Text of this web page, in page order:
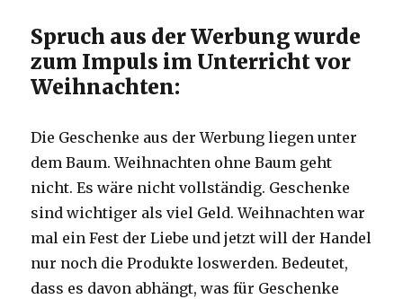
Spruch aus der Werbung wurde
zum Impuls im Unterricht vor
Weihnachten:
Die Geschenke aus der Werbung liegen unter
dem Baum. Weihnachten ohne Baum geht
nicht. Es wäre nicht vollständig. Geschenke
sind wichtiger als viel Geld. Weihnachten war
mal ein Fest der Liebe und jetzt will der Handel
nur noch die Produkte loswerden. Bedeutet,
dass es davon abhängt, was für Geschenke